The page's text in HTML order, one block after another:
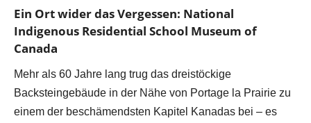
Ein Ort wider das Vergessen: National
Indigenous Residential School Museum of
Canada
Mehr als 60 Jahre lang trug das dreistöckige
Backsteingebäude in der Nähe von Portage la Prairie zu
einem der beschämendsten Kapitel Kanadas bei – es